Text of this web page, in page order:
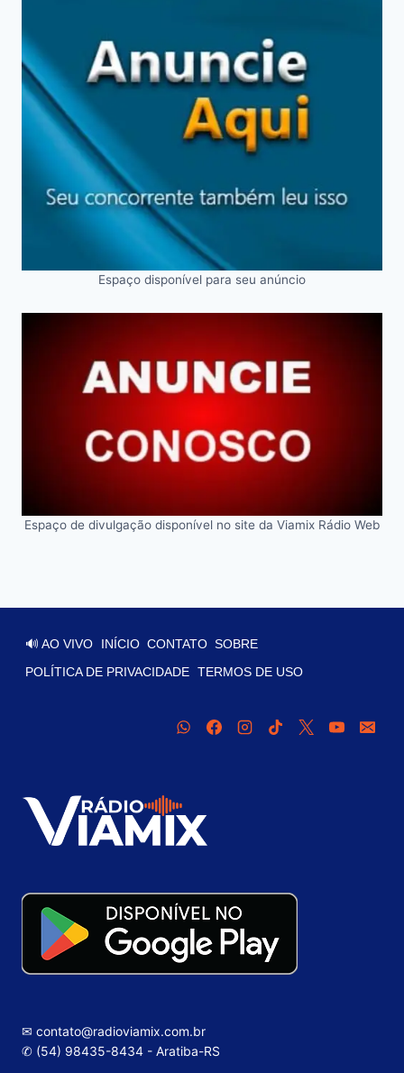
Espaço disponível para seu anúncio
Espaço de divulgação disponível no site da Viamix Rádio Web
🔊 AO VIVO INÍCIO CONTATO SOBRE
POLÍTICA DE PRIVACIDADE TERMOS DE USO
✉ contato@radioviamix.com.br
✆ (54) 98435-8434 - Aratiba-RS